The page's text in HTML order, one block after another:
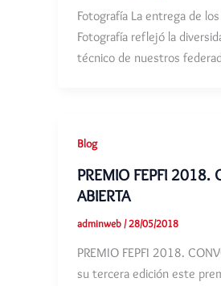
Fotografía La entrega de los
Fotografía reflejó la
técnico de nuestros
Blog
PREMIO FEPFI 2018.
ABIERTA
adminweb /28/05/2018
PREMIO FEPFI 2018.
su tercera edición este